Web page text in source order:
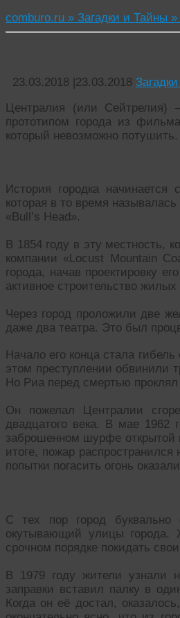
comburo.ru » Загадки и Тайны »
23.03.2018 |23.03.2018
Централия (или Сейтрелия)
прототипом города из
который невозможно
История городка
которая в то время
«Bull’s Head».
В 1854 году в эту местность,
компании «Locust Mountain
города, начав проектировку
активное строительство
Через город проложили две
даже два театра. Это был
Начало его конца стала
этом преступлении обвинили
Но Риа перед смертью
Он пожелал Централии
двадцатого века. В мае 1962
заброшенном шурфе открытой
итоге, пожар
попытки погасить огонь
С тех пор город
окутывающий улицы города.
срочном порядке покидать
В 1979 году жители узнали
заправки вставил палку в
Когда он её достал,